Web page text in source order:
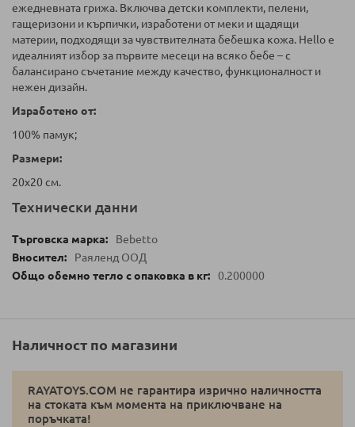
ежедневната грижа. Включва детски комплекти, пелени,
гащеризони и кърпички, изработени от меки и щадящи
материи, подходящи за чувствителната бебешка кожа. Hello е
идеалният избор за първите месеци на всяко бебе – с
балансирано съчетание между качество, функционалност и
нежен дизайн.
Изработено от:
100% памук;
Размери:
20х20 см.
Технически данни
Bebetto
Раяленд ООД
0.200000
Наличност по магазини
RAYATOYS.COM не гарантира изрично наличността
на стоката към момента на приключване на
поръчката!